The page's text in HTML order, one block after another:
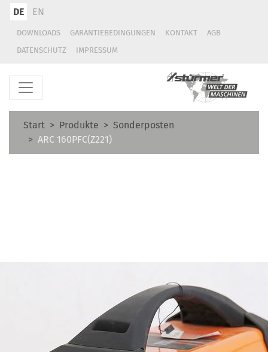
DE EN
DOWNLOADS GARANTIEBEDINGUNGEN KONTAKT
AGB
DATENSCHUTZ
IMPRESSUM
Start Produkte
Sonderposten
ARC 160PFC(Z221)